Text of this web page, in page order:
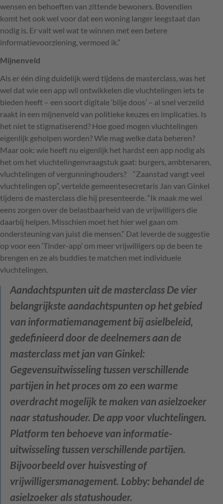
wensen en behoeften van zittende bewoners. Bovendien
komt het ook wel voor dat een woning langer leegstaat dan
nodig is. Er valt wel wat te winnen met een betere
informatievoorziening, vermoed ik.”
Mijnenveld
Als er één ding duidelijk werd tijdens de masterclass, was het
wel dat wie een app wil ontwikkelen die vluchtelingen iets te
bieden heeft – een soort digitale ‘blije doos’ – al snel verzeild
raakt in een mijnenveld van politieke keuzes en implicaties. Is
het niet te stigmatiserend? Hoe goed mogen vluchtelingen
eigenlijk geholpen worden? Wie mag welke data beheren?
Maar ook: wie heeft nu eigenlijk het hardst een app nodig als
het om het vluchtelingenvraagstuk gaat: burgers, ambtenaren,
vluchtelingen of vergunninghouders? “Zaanstad vangt veel
vluchtelingen op”, vertelde gemeentesecretaris Jan van Ginkel
tijdens de masterclass die hij presenteerde. “Ik maak me wel
eens zorgen over de belastbaarheid van de vrijwilligers die
daarbij helpen. Misschien moet het hier wel gaan om
ondersteuning van juist die mensen.” Dat leverde de suggestie
op voor een ‘Tinder-app’ om meer vrijwilligers op de been te
brengen en ze als buddies te matchen met individuele
vluchtelingen.
Aandachtspunten uit de masterclass De vier
belangrijkste aandachtspunten op het gebied
van informatiemanagement bij asielbeleid,
gedefinieerd door de deelnemers aan de
masterclass met jan van Ginkel:
Gegevensuitwisseling tussen verschillende
partijen in het proces om zo een warme
overdracht mogelijk te maken van asielzoeker
naar statushouder. De app voor vluchtelingen.
Platform ten behoeve van informatie-
uitwisseling tussen verschillende partijen.
Bijvoorbeeld over huisvesting of
vrijwilligersmanagement. Lobby: behandel de
asielzoeker als statushouder.